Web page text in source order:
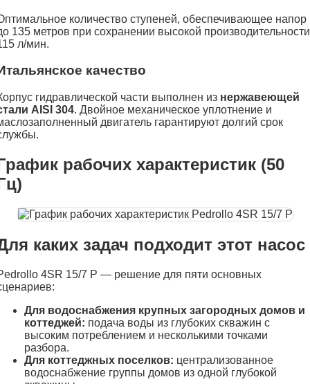
количество ступеней, обеспечивающее напор
135 метров при сохранении высокой производительности
л/мин.
качество
гидравлической части выполнен из нержавеющей
AISI 304. Двойное механическое уплотнение и
двигатель гарантируют долгий срок
рабочих характеристик (50
каких задач подходит этот насос
4SR 15/7 P — решение для пяти основных
Для водоснабжения крупных загородных домов и
коттеджей: подача воды из глубоких скважин с
высоким потреблением и несколькими точками
разбора.
Для коттеджных поселков: централизованное
водоснабжение группы домов из одной глубокой